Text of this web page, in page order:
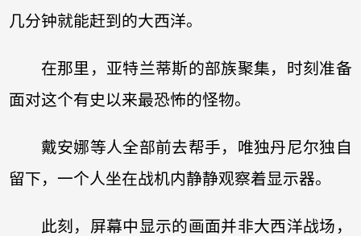
几分钟就能赶到的大西洋。
在那里，亚特兰蒂斯的部族聚集，时刻准备
面对这个有史以来最恐怖的怪物。
戴安娜等人全部前去帮手，唯独丹尼尔独自
留下，一个人坐在战机内静静观察着显示器。
此刻，屏幕中显示的画面并非大西洋战场，